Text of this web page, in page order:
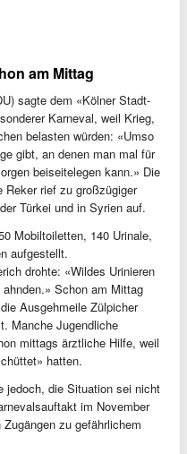
am Mittag
sagte dem «Kölner Stadt-
Karneval, weil Krieg,
belasten würden: «Umso
gibt, an denen man mal für
beiseitelegen kann.» Die
Reker rief zu großzügiger
Türkei und in Syrien auf.
Mobiltoiletten, 140 Urinale,
aufgestellt.
drohte: «Wildes Urinieren
Schon am Mittag
Ausgehmeile Zülpicher
Manche Jugendliche
mittags ärztliche Hilfe, weil
hatten.
jedoch, die Situation sei nicht
im November
zu gefährlichem